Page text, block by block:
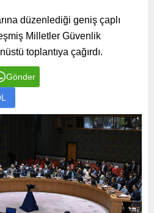
düzenlediği geniş çaplı
Milletler Güvenlik
toplantıya çağırdı.
Gönder